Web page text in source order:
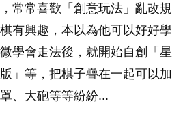
常常喜歡「創意玩法」亂改規
有興趣，本以為他可以好好學
學會走法後，就開始自創「星
」等，把棋子疊在一起可以加
、大砲等等紛紛...